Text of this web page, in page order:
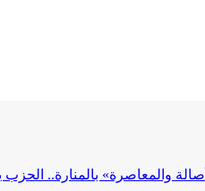
والمعاصرة» بالمنارة..